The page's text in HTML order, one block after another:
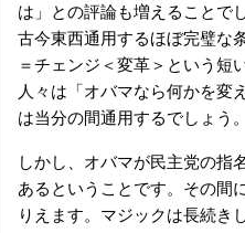
は」との評論も増えることで
古今東西通用するほぼ完璧な
＝チェンジ＜変革＞という短
人々は「オバマなら何かを変
は当分の間通用するでしょう。
しかし、オバマが民主党の指
あるということです。その間
りえます。マジックは長続き